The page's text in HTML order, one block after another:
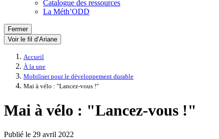
Catalogue des ressources
La Méth’ODD
Fermer
Voir le fil d’Ariane
Accueil
À la une
Mobiliser pour le développement durable
Mai à vélo : "Lancez-vous !"
Mai à vélo : "Lancez-vous !"
Publié le 29 avril 2022